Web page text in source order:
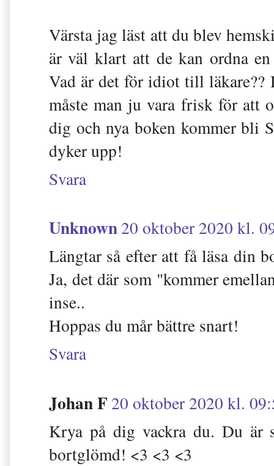
Värsta jag läst att du blev
är väl klart att de kan ordna
Vad är det för idiot till läkare??
måste man ju vara frisk för att
dig och nya boken kommer bli
dyker upp!
Svara
Unknown20 oktober 2020 kl.
Längtar så efter att få läsa din
Ja, det där som "kommer
inse..
Hoppas du mår bättre snart!
Svara
Johan F 20 oktober 2020 kl.
Krya på dig vackra du. Du är
bortglömd! <3 <3 <3